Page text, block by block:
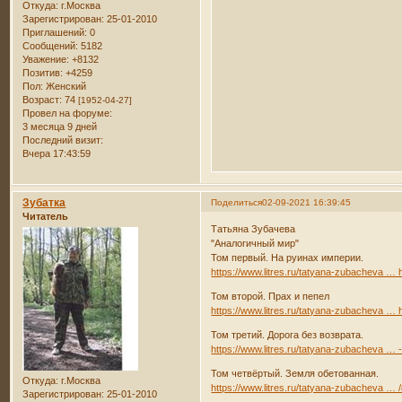
Откуда: г.Москва
Зарегистрирован: 25-01-2010
Приглашений: 0
Сообщений: 5182
Уважение: +8132
Позитив: +4259
Пол: Женский
Возраст: 74[1952-04-27]
Провел на форуме:
3 месяца 9 дней
Последний визит:
Вчера 17:43:59
Поделиться02-09-2021 16:39:45
Зубатка
Читатель
Откуда: г.Москва
Зарегистрирован: 25-01-2010
Татьяна Зубачева
"Аналогичный мир"
Том первый. На руинах империи.
https://www.litres.ru/tatyana-zubacheva …
Том второй. Прах и пепел
https://www.litres.ru/tatyana-zubacheva …
Том третий. Дорога без возврата.
https://www.litres.ru/tatyana-zubacheva …
Том четвёртый. Земля обетованная.
https://www.litres.ru/tatyana-zubacheva …